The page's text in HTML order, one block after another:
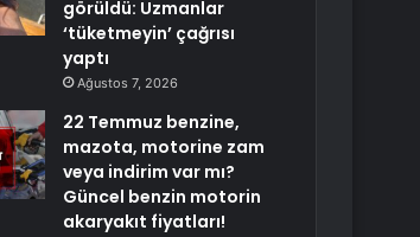
görüldü: Uzmanlar
‘tüketmeyin’ çağrısı
yaptı
Ağustos 7, 2026
22 Temmuz benzine,
mazota, motorine zam
veya indirim var mı?
Güncel benzin motorin
akaryakıt fiyatları!